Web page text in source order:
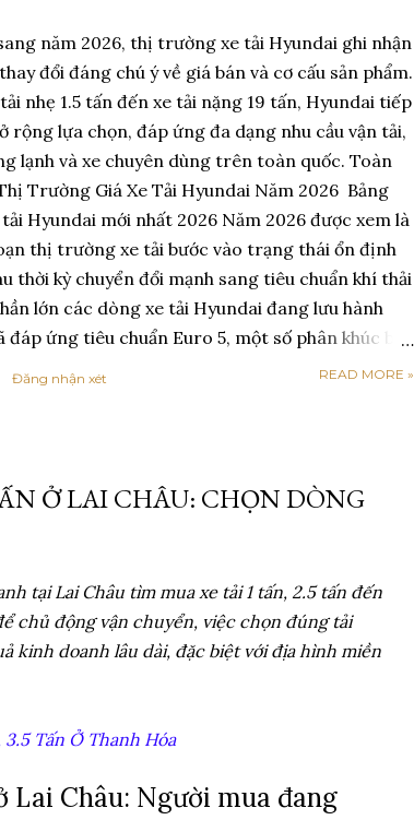
năm 2026, thị trường xe tải Hyundai ghi nhận
đổi đáng chú ý về giá bán và cơ cấu sản phẩm.
nhẹ 1.5 tấn đến xe tải nặng 19 tấn, Hyundai tiếp
rộng lựa chọn, đáp ứng đa dạng nhu cầu vận tải,
lạnh và xe chuyên dùng trên toàn quốc. Toàn
Trường Giá Xe Tải Hyundai Năm 2026 Bảng
tải Hyundai mới nhất 2026 Năm 2026 được xem là
thị trường xe tải bước vào trạng thái ổn định
thời kỳ chuyển đổi mạnh sang tiêu chuẩn khí thải
lớn các dòng xe tải Hyundai đang lưu hành
đáp ứng tiêu chuẩn Euro 5, một số phân khúc bắt
hướng lên Euro 6 trong tương lai gần. So với
thùng và chính sách từng đại lý . Các yếu tố ảnh
trực tiếp đến giá gồm: - Chi phí linh kiện nhập
Đăng nhận xét READ MORE »
Ở LAI CHÂU: CHỌN DÒNG
tại Lai Châu tìm mua xe tải 1 tấn, 2.5 tấn đến
chủ động vận chuyển, việc chọn đúng tải
kinh doanh lâu dài, đặc biệt với địa hình miền
3.5 Tấn Ở Thanh Hóa
Lai Châu: Người mua đang